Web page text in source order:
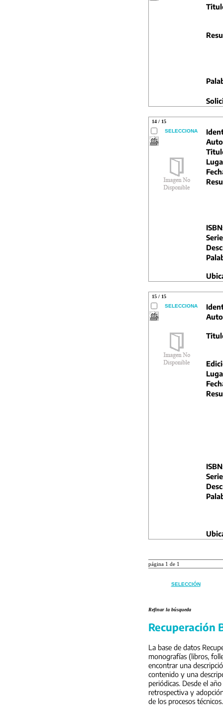
14 / 15
SELECCIONA
15 / 15
SELECCIONA
página 1 de 1
SELECCIÓN
Refinar la búsqueda
Recuperación
La base de datos
monografías (libros,
encontrar una
contenido y una
periódicas. Desde el
retrospectiva y
de los procesos técnicos.